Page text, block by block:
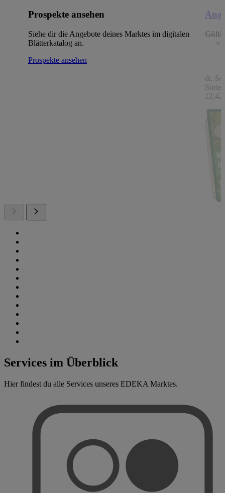
Prospekte ansehen
Siehe dir die Angebote deines Marktes im digitalen
Blätterkatalog an.
Prospekte ansehen
dt.
Services im Überblick
Hier findest du alle Services unseres EDEKA Marktes.